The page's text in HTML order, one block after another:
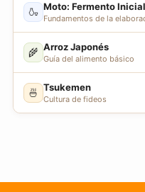
🍶 Moto: Fermento Inicial
Fundamentos de la
🌾 Arroz Japonés
Guía del alimento básico
🍜 Tsukemen
Cultura de fideos